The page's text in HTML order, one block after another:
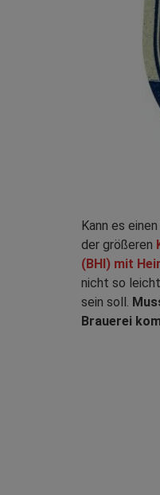
Kann es
der größeren
(BHI) mit
nicht so
sein soll.
Brauerei